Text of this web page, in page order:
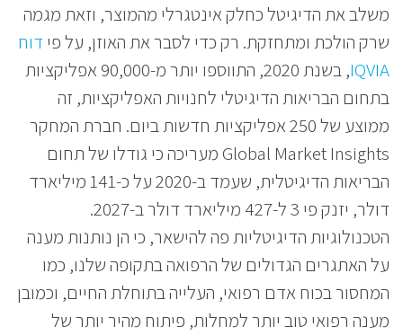
משלב את הדיגיטל כחלק אינטגרלי מהמוצר, וזאת מגמה
שרק הולכת ומתחזקת. רק כדי לסבר את האוזן, על פי דוח
IQVIA
, בשנת 2020, התווספו יותר מ-90,000 אפליקציות
בתחום הבריאות הדיגיטלי לחנויות האפליקציות, זה
ממוצע של 250 אפליקציות חדשות ביום. חברת המחקר
Global Market Insights מעריכה כי גודלו של תחום
הבריאות הדיגיטלית, שעמד ב-2020 על כ-141 מיליארד
דולר, יזנק פי 3 ל-427 מיליארד דולר ב-2027.
הטכנולוגיות הדיגיטליות פה להישאר, כי הן נותנות מענה
על האתגרים הגדולים של הרפואה בתקופה שלנו, כמו
המחסור בכוח אדם רפואי, העלייה בתוחלת החיים, וכמובן
מענה רפואי טוב יותר למחלות, פיתוח מהיר יותר של